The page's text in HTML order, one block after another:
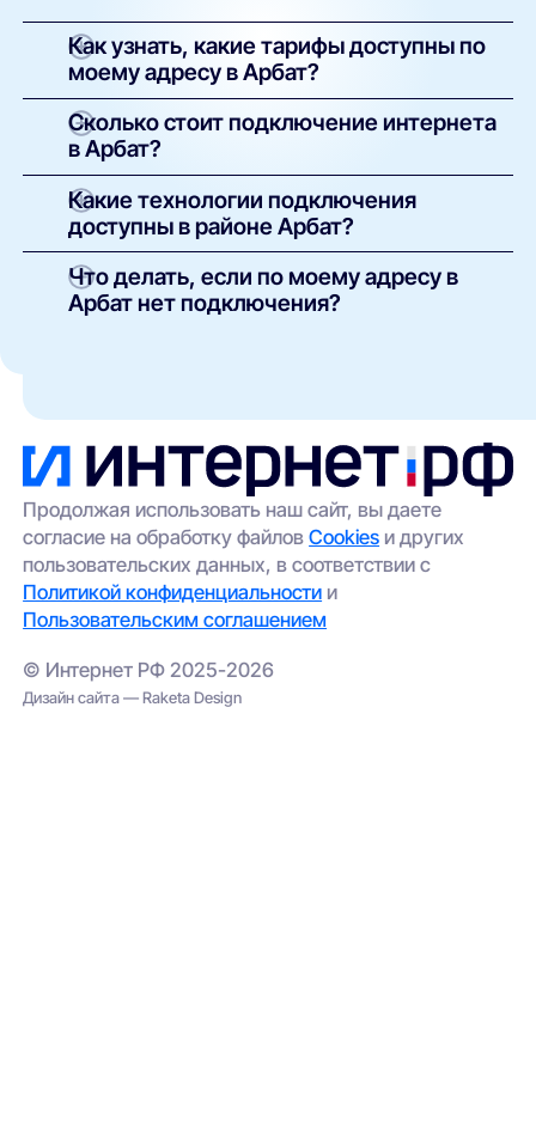
Как узнать, какие тарифы доступны по
моему адресу в Арбат?
Просто введите точный адрес (улицу и номер
дома) в поиске на нашем сайте. Система
покажет полный список доступных интернет-
провайдеров и тарифов с указанием скорости,
стоимости, наличия ТВ и условий подключения.
Сколько стоит подключение интернета
в Арбат?
У большинства операторов базовое
подключение проводится бесплатно.
Оплачивается только выбранный тариф и, при
необходимости, аренда или покупка
оборудования. Точные условия указаны в
карточке каждого предложения.
Какие технологии подключения
доступны в районе Арбат?
В зависимости от здания и инфраструктуры
провайдеров могут быть доступны:
оптоволоконный интернет (FTTH/GPON);
особенно актуален для частных домов и
удалённых участков.
Что делать, если по моему адресу в
Арбат нет подключения?
оставить заявку через наш сайт — мы
передадим её провайдерам;
выбрать альтернативный вариант
(например, беспроводной интернет);
проверить соседние адреса — иногда
сеть проведена в соседнем корпусе.
Продолжая использовать наш сайт, вы даете
согласие на обработку файловCookies и других
пользовательских данных, в соответствии с
Политикой конфиденциальности и
Пользовательским соглашением
© Интернет РФ 2025-2026
Дизайн сайта — Raketa Design